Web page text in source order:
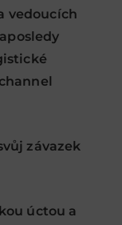
vedoucích
závazek
úctou a